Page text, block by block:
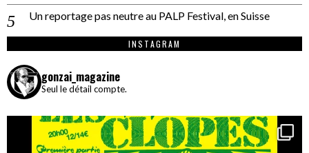
Un reportage pas neutre au PALP Festival, en Suisse
INSTAGRAM
gonzai_magazine
Seul le détail compte.